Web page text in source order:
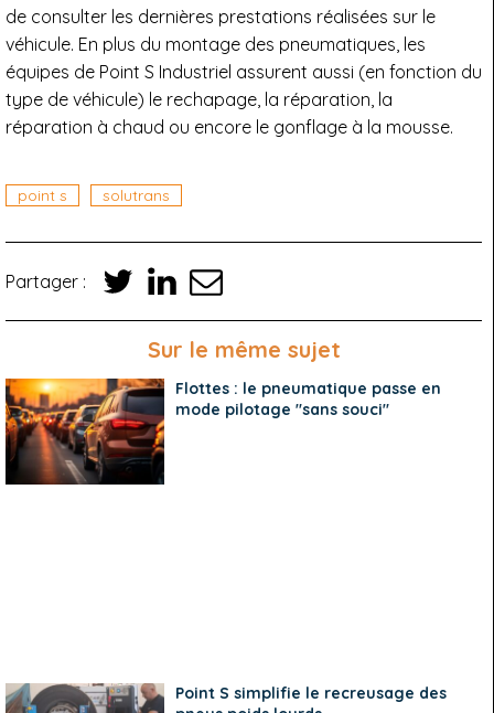
de consulter les dernières prestations réalisées sur le
véhicule. En plus du montage des pneumatiques, les
équipes de Point S Industriel assurent aussi (en fonction du
type de véhicule) le rechapage, la réparation, la
réparation à chaud ou encore le gonflage à la mousse.
point s solutrans
Partager :
Sur le même sujet
Flottes : le pneumatique passe en
mode pilotage "sans souci"
Point S simplifie le recreusage des